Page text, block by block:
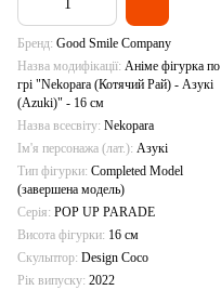
Бренд Good Smile Company
Назва модифікації Аніме фігурка по
грі "Nekopara (Котячий Рай) - Азукі
(Azuki)" - 16 см
Назва всесвіту Nekopara
Ім'я персонажа (лат.) Азукі
Тип фігурки Completed Model
(завершена модель)
Серія POP UP PARADE
Висота фігурки 16 см
Скульптор Design Coco
Рік випуску 2022